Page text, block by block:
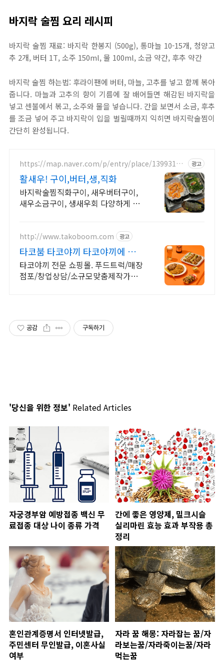
바지락 술찜 요리 레시피
바지락 술찜 재료: 바지락 한봉지 (500g), 통마늘 10-15개, 청양고
추 2개, 버터 1T, 소주 150ml, 물 100ml, 소금 약간, 후추 약간
바지락 술찜 하는법: 후라이팬에 버터, 마늘, 고추를 넣고 함께 볶아
줍니다. 마늘과 고추의 향이 기름에 잘 배어들면 해감된 바지락을
넣고 센불에서 볶고, 소주와 물을 넣습니다. 간을 보면서 소금, 후추
를 조금 넣어 주고 바지락이 입을 벌릴때까지 익히면 바지락술찜이
간단히 완성됩니다.
https://map.naver.com/p/entry/place/13993106
광고
활새우! 구이,버터,생,직화
바지락술찜직화구이, 새우버터구이,
새우소금구이, 생새우회 다양하게 즐
http://www.takoboom.com 광고
타코붐 타코야끼 타코야끼에 붐을
일으키다
타코야끼 전문 쇼핑몰. 푸드트럭/매장
점포/창업상담/소규모맞춤제작가능
공감 구독하기
'당신을 위한 정보' Related Articles
자궁경부암 예방접종 백신 무
료접종 대상 나이 종류 가격
간에 좋은 영양제, 밀크시슬
실리마린 효능 효과 부작용 총
정리
혼인관계증명서 인터넷발급,
주민센터 무인발급, 이혼사실
여부
자라 꿈 해몽: 자라잡는 꿈/자
라보는꿈/자라죽이는꿈/자라
먹는꿈